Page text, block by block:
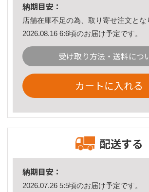
納期目安：
店舗在庫不足の為、取り寄せ注文とな
2026.08.16 6:6頃のお届け予定です。
受け取り方法・送料につ
カートに入れる
配送する
納期目安：
2026.07.26 5:5頃のお届け予定です。